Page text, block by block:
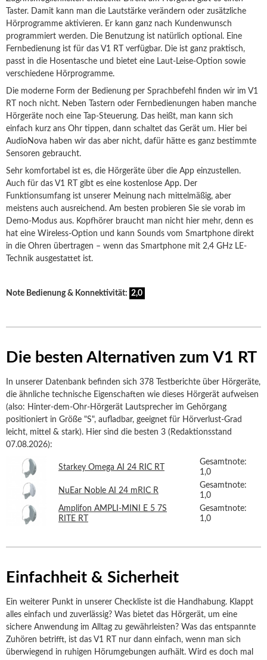
Taster. Damit kann man die Lautstärke verändern oder zusätzliche
Hörprogramme aktivieren. Er kann ganz nach Kundenwunsch
programmiert werden. Die Benutzung ist natürlich optional. Eine
Fernbedienung ist für das V1 RT verfügbar. Die ist ganz praktisch,
passt in die Hosentasche und bietet eine Laut-Leise-Option sowie
verschiedene Hörprogramme.
Die moderne Form der Bedienung per Sprachbefehl finden wir im V1
RT noch nicht. Neben Tastern oder Fernbedienungen haben manche
Hörgeräte noch eine Tap-Steuerung. Das heißt, man kann sich
einfach kurz ans Ohr tippen, dann schaltet das Gerät um. Hier bei
AudioNova haben wir das aber nicht, dafür hätte es ganz bestimmte
Sensoren gebraucht.
Sehr komfortabel ist es, die Hörgeräte über die App einzustellen.
Auch für das V1 RT gibt es eine kostenlose App. Der
Funktionsumfang ist unserer Meinung nach mittelmäßig, aber
meistens auch ausreichend. Am besten probieren Sie sie vorab im
Demo-Modus aus. Kopfhörer braucht man nicht hier mehr, denn es
hat eine Wireless-Option und kann Sounds vom Smartphone direkt
in die Ohren übertragen – wenn das Smartphone mit 2,4 GHz LE-
Technik ausgestattet ist.
Note Bedienung & Konnektivität: 2,0
Die besten Alternativen zum V1 RT
In unserer Datenbank befinden sich 378 Testberichte über Hörgeräte,
die ähnliche technische Eigenschaften wie dieses Hörgerät aufweisen
(also: Hinter-dem-Ohr-Hörgerät Lautsprecher im Gehörgang
positioniert in Größe "S", aufladbar, geeignet für Hörverlust-Grad
leicht, mittel & stark). Hier sind die besten 3 (Redaktionsstand
07.08.2026):
Starkey Omega AI 24 RIC RT
Gesamtnote:
1,0
NuEar Noble AI 24 mRIC R
Gesamtnote:
1,0
Amplifon AMPLI-MINI E 5 7S
RITE RT
Gesamtnote:
1,0
Einfachheit & Sicherheit
Ein weiterer Punkt in unserer Checkliste ist die Handhabung. Klappt
alles einfach und zuverlässig? Was bietet das Hörgerät, um eine
sichere Anwendung im Alltag zu gewährleisten? Was das entspannte
Zuhören betrifft, ist das V1 RT nur dann einfach, wenn man sich
überwiegend in ruhigen Hörumgebungen aufhält. Wird es doch mal